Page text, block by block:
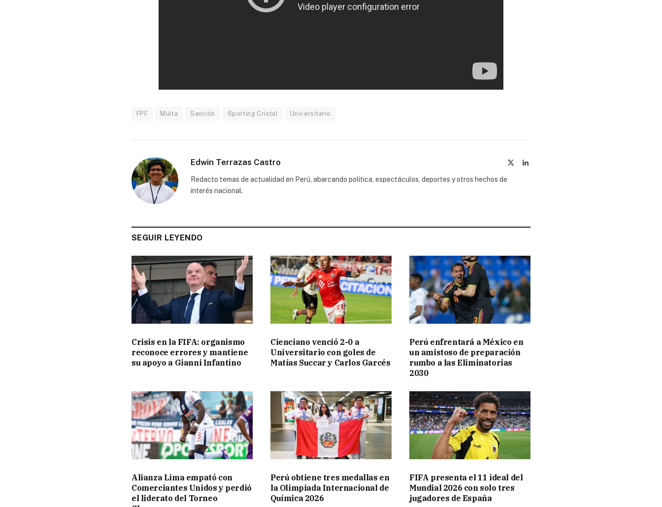
FPF Multa Sanción Sporting Cristal Universitario
Edwin Terrazas Castro LinkedIn
Redacto temas de actualidad en Perú, abarcando política, espectáculos, deportes y otros hechos de
interés nacional.
SEGUIR LEYENDO
Crisis en la FIFA: organismo
reconoce errores y mantiene
su apoyo a Gianni Infantino
Cienciano venció 2-0 a
Universitario con goles de
Matías Succar y Carlos Garcés
Perú enfrentará a México en
un amistoso de preparación
rumbo a las Eliminatorias
2030
Alianza Lima empató con
Comerciantes Unidos y perdió
el liderato del Torneo
Perú obtiene tres medallas en
la Olimpiada Internacional de
Química 2026
FIFA presenta el 11 ideal del
Mundial 2026 con solo tres
jugadores de España